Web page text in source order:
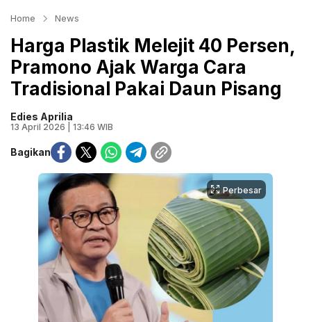
Home News
Harga Plastik Melejit 40 Persen,
Pramono Ajak Warga Cara
Tradisional Pakai Daun Pisang
Edies Aprilia
13 April 2026 | 13:46 WIB
Bagikan
Perbesar